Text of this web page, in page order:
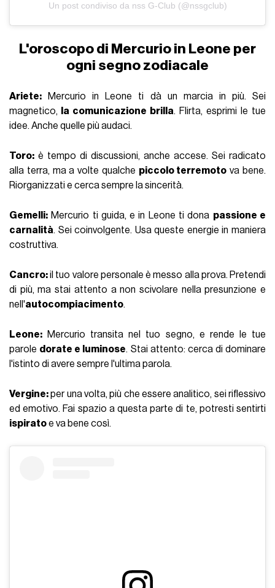
Un post condiviso da nss G-Club (@nssgclub)
L'oroscopo di Mercurio in Leone per
ogni segno zodiacale
Ariete: Mercurio in Leone ti dà un marcia in più. Sei
magnetico, la comunicazione brilla. Flirta, esprimi le tue
idee. Anche quelle più audaci.
Toro: è tempo di discussioni, anche accese. Sei radicato
alla terra, ma a volte qualche piccolo terremoto va bene.
Riorganizzati e cerca sempre la sincerità.
Gemelli: Mercurio ti guida, e in Leone ti dona passione e
carnalità. Sei coinvolgente. Usa queste energie in maniera
costruttiva.
Cancro:il tuo valore personale è messo alla prova. Pretendi
di più, ma stai attento a non scivolare nella presunzione e
nell'autocompiacimento.
Leone: Mercurio transita nel tuo segno, e rende le tue
parole dorate e luminose. Stai attento: cerca di dominare
l'istinto di avere sempre l'ultima parola.
Vergine:per una volta, più che essere analitico, sei riflessivo
ed emotivo. Fai spazio a questa parte di te, potresti sentirti
ispiratoe va bene così.